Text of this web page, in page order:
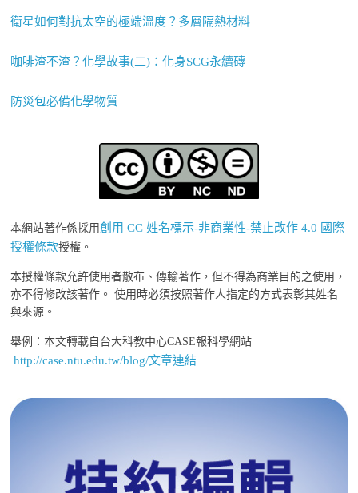
衛星如何對抗太空的極端溫度？多層隔熱材料
咖啡渣不渣？化學故事(二)：化身SCG永續磚
防災包必備化學物質
本網站著作係採用創用 CC 姓名標示-非商業性-禁止改作 4.0 國際
授權條款授權。
本授權條款允許使用者散布、傳輸著作，但不得為商業目的之使用，
亦不得修改該著作。 使用時必須按照著作人指定的方式表彰其姓名
與來源。
舉例：本文轉載自台大科教中心CASE報科學網站
http://case.ntu.edu.tw/blog/文章連結